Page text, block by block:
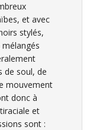
et avec
stylés,
de soul, de
mouvement
donc à
et
sont :